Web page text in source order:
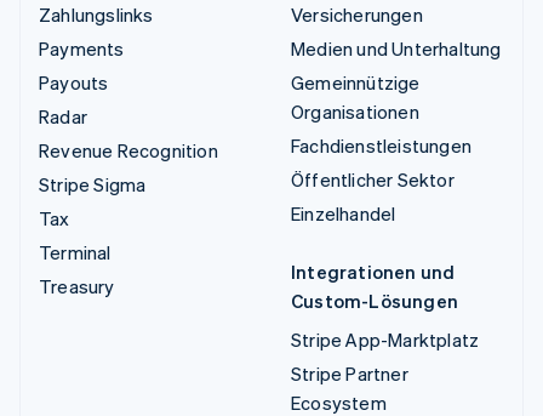
Zahlungslinks
Payments
Payouts
Radar
Revenue Recognition
Stripe Sigma
Tax
Terminal
Treasury
Versicherungen
Medien und Unterhaltung
Gemeinnützige
Organisationen
Fachdienstleistungen
Öffentlicher Sektor
Einzelhandel
Integrationen und
Custom-Lösungen
Stripe App-Marktplatz
Stripe Partner
Ecosystem